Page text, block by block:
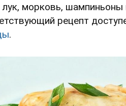
лук, морковь, шампиньоны
рецепт
.